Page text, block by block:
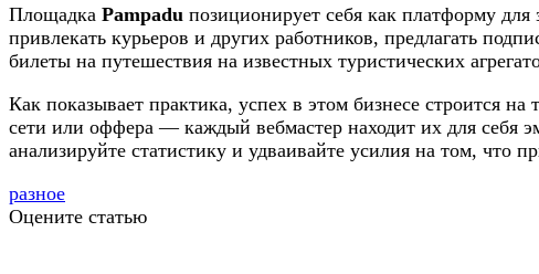
Площадка Pampadu позиционирует себя как платформу
привлекать курьеров и других работников, предлагать
билеты на путешествия на известных туристических
Как показывает практика, успех в этом бизнесе строится на
сети или оффера — каждый вебмастер находит их для себя
анализируйте статистику и удваивайте усилия на том, что
разное
Оцените статью